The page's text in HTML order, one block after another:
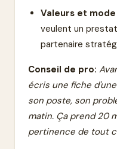
Valeurs et
veulent un
partenaire
Conseil de pro:
écris une fiche
son poste, son
matin. Ça prend 20
pertinence de tout